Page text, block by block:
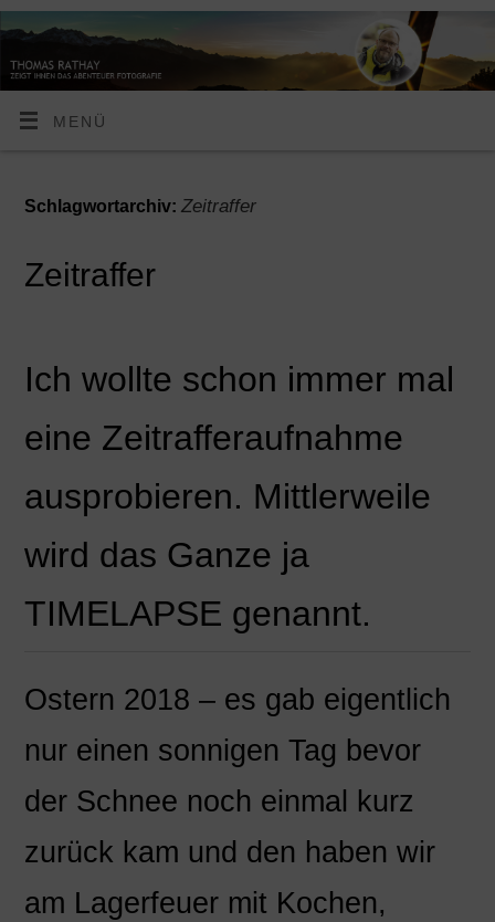
MENÜ
Schlagwortarchiv: Zeitraffer
Zeitraffer
Ich wollte schon immer mal
eine Zeitrafferaufnahme
ausprobieren. Mittlerweile
wird das Ganze ja
TIMELAPSE genannt.
Ostern 2018 – es gab eigentlich
nur einen sonnigen Tag bevor
der Schnee noch einmal kurz
zurück kam und den haben wir
am Lagerfeuer mit Kochen,